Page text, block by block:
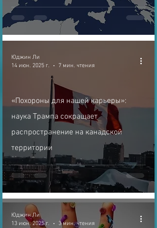
«Похороны для нашей карьеры»:
наука Трампа сокращает
распространение на канадской
территории
Юджин Ли
14 июн. 2025 г.
7 мин. чтения
Юджин Ли
13 июн. 2025 г.
3 мин. чтения